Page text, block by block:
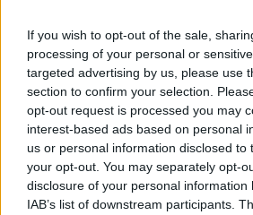
If you wish to opt-out of the sale,
processing of your personal or
targeted advertising by us, please use
section to confirm your selection.
opt-out request is processed you may
interest-based ads based on personal
us or personal information disclosed to
your opt-out. You may separately opt-
disclosure of your personal information
IAB’s list of downstream participants.
σωζόμενα λειτουργικά κείμενα
Εκκλησίας, γνωστός έως τον
εμφανή τη σύγχυση του Αγίου
Κήρυκο, περιλαμβάνει ένα
ευχές απευθυνόμενες στον
εν ονόματι του αγίου
της μητέρας του Ιουλίττης και
ανδρών και γυναικών του